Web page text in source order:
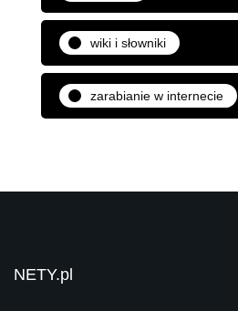
wiki i słowniki
zarabianie w internecie
NETY.pl